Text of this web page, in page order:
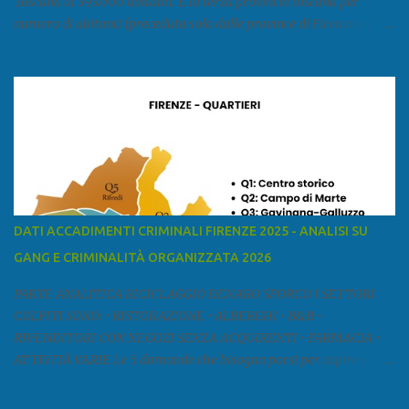
numero di abitanti (preceduta solo dalle province di Firenze e Pisa)
a est con le province di Pistoia e di Firenze, a sud con la provincia di
Lucca Ÿ la Versilia Ÿ la Media Valle del Serchio Ÿ la Garfagnana
Fonte: wikipedia Presenze mafiose e criminali (principali) Le
presenze mafiose in provincia sono assai rilevanti. Si segnala che
nella relazione del 2001 della Commissione parlamentare
Livorno e Lucca agiscono i clan dei Fedele...” Dalla ricerc...
DATI ACCADIMENTI CRIMINALI FIRENZE 2025 - ANALISI SU
GANG E CRIMINALITÀ ORGANIZZATA 2026
PARTE ANALITICA RICICLAGGIO DENARO SPORCO I SETTORI
COLPITI SONO: • RISTORAZIONE • ALBERGHI • B&B •
RIVENDITORI CON NEGOZI SENZA ACQUIRENTI • FARMACIA •
ATTIVITÀ VARIE Le 5 domande che bisogna porsi per capire e